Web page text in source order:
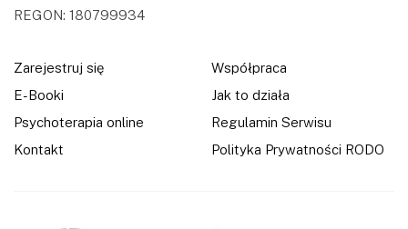
REGON: 180799934
Zarejestruj się
E-Booki
Psychoterapia online
Kontakt
Współpraca
Jak to działa
Regulamin Serwisu
Polityka Prywatności RODO